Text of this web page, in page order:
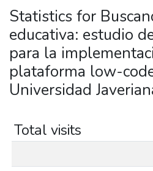
Statistics for
educativa: estudio
para la
plataforma low-
Universidad
Total visits